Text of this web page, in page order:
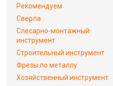
Рекомендуем
Сверла
Слесарно-монтажный
инструмент
Строительный инструмент
Фрезы по металлу
Хозяйственный инструмент